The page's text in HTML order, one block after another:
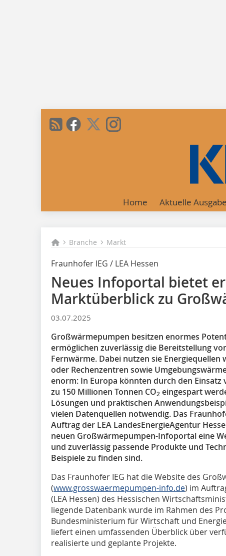
Home Aktuelle Ausgabe
Branche Markt
Fraunhofer IEG / LEA Hessen
Neues Infoportal bietet
Marktüberblick zu
03.07.2025
Großwärmepumpen besitzen enormes
ermöglichen zuverlässig die Bereitstellung
Fernwärme. Dabei nutzen sie
oder Rechenzentren sowie
enorm: In Europa könnten durch den
zu 150 Millionen Tonnen CO2 eingespart
Lösungen und praktischen
vielen Datenquellen notwendig. Das
Auftrag der LEA LandesEnergieAgentur
neuen Großwärmepumpen-Infoportal eine
und zuverlässig passende Produkte und
Beispiele zu finden sind.
Das Fraunhofer IEG hat die Website des
(www.grosswaermepumpen-info.de) im
(LEA Hessen) des Hessischen
liegende Datenbank wurde im Rahmen des
Bundesministerium für Wirtschaft und
liefert einen umfassenden Überblick über
realisierte und geplante Projekte.